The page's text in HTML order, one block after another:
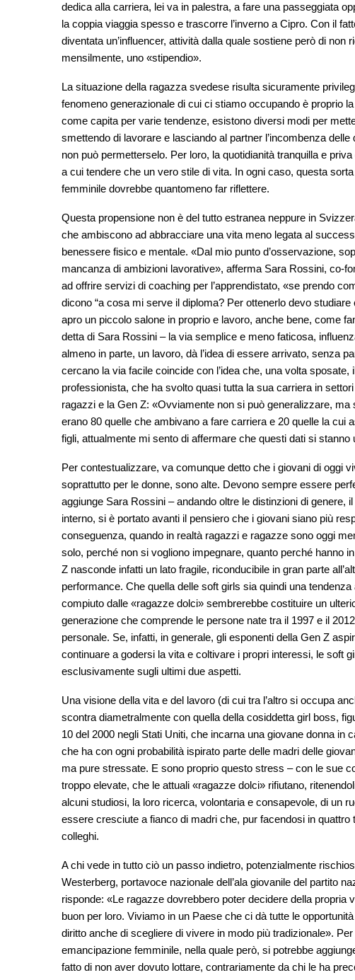
dedica alla carriera, lei va in palestra, a fare una passeggiata
la coppia viaggia spesso e trascorre l’inverno a Cipro. Con il
diventata un’influencer, attività dalla quale sostiene però di non
mensilmente, uno «stipendio».
La situazione della ragazza svedese risulta sicuramente
fenomeno generazionale di cui ci stiamo occupando è proprio
come capita per varie tendenze, esistono diversi modi per
smettendo di lavorare e lasciando al partner l’incombenza
non può permetterselo. Per loro, la quotidianità tranquilla e
a cui tendere che un vero stile di vita. In ogni caso, questa
femminile dovrebbe quantomeno far riflettere.
Questa propensione non è del tutto estranea neppure in
che ambiscono ad abbracciare una vita meno legata al
benessere fisico e mentale. «Dal mio punto d’osservazione,
mancanza di ambizioni lavorative», afferma Sara Rossini, co-
ad offrire servizi di coaching per l’apprendistato, «se prendo
dicono “a cosa mi serve il diploma? Per ottenerlo devo
apro un piccolo salone in proprio e lavoro, anche bene, come
detta di Sara Rossini – la via semplice e meno faticosa,
almeno in parte, un lavoro, dà l’idea di essere arrivato, senza
cercano la via facile coincide con l’idea che, una volta
professionista, che ha svolto quasi tutta la sua carriera in
ragazzi e la Gen Z: «Ovviamente non si può generalizzare,
erano 80 quelle che ambivano a fare carriera e 20 quelle la cui
figli, attualmente mi sento di affermare che questi dati si stanno
Per contestualizzare, va comunque detto che i giovani di oggi
soprattutto per le donne, sono alte. Devono sempre essere
aggiunge Sara Rossini – andando oltre le distinzioni di genere,
interno, si è portato avanti il pensiero che i giovani siano più
conseguenza, quando in realtà ragazzi e ragazze sono oggi
solo, perché non si vogliono impegnare, quanto perché hanno
Z nasconde infatti un lato fragile, riconducibile in gran parte
performance. Che quella delle soft girls sia quindi una
compiuto dalle «ragazze dolci» sembrerebbe costituire un
generazione che comprende le persone nate tra il 1997 e il
personale. Se, infatti, in generale, gli esponenti della Gen Z
continuare a godersi la vita e coltivare i propri interessi, le soft
esclusivamente sugli ultimi due aspetti.
Una visione della vita e del lavoro (di cui tra l’altro si occupa
scontra diametralmente con quella della cosiddetta girl boss,
10 del 2000 negli Stati Uniti, che incarna una giovane donna in
che ha con ogni probabilità ispirato parte delle madri delle
ma pure stressate. E sono proprio questo stress – con le sue
troppo elevate, che le attuali «ragazze dolci» rifiutano,
alcuni studiosi, la loro ricerca, volontaria e consapevole, di un
essere cresciute a fianco di madri che, pur facendosi in
colleghi.
A chi vede in tutto ciò un passo indietro, potenzialmente
Westerberg, portavoce nazionale dell’ala giovanile del partito
risponde: «Le ragazze dovrebbero poter decidere della propria
buon per loro. Viviamo in un Paese che ci dà tutte le
diritto anche di scegliere di vivere in modo più tradizionale».
emancipazione femminile, nella quale però, si potrebbe
fatto di non aver dovuto lottare, contrariamente da chi le ha